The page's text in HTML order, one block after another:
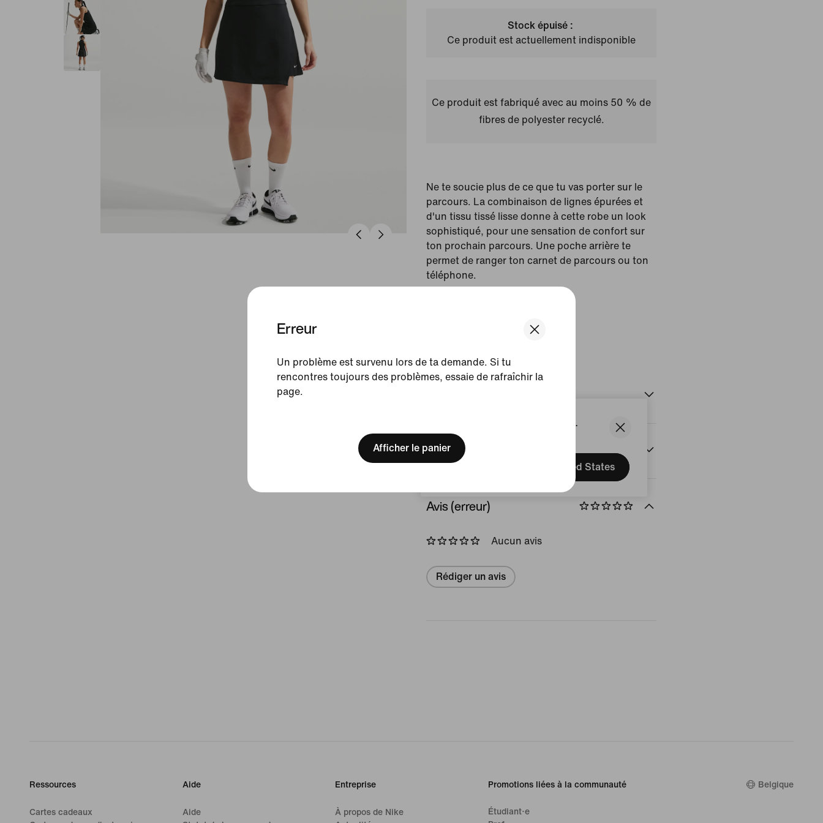
We think you are in United States.
Update your location?
United States
Erreur
Un problème est survenu lors de ta demande. Si tu
rencontres toujours des problèmes, essaie de rafraîchir la
page.
Afficher le panier
Stock épuisé :
Ce produit est actuellement indisponible
Ce produit est fabriqué avec au moins 50 % de
fibres de polyester recyclé.
Ne te soucie plus de ce que tu vas porter sur le
parcours. La combinaison de lignes épurées et
d'un tissu tissé lisse donne à cette robe un look
sophistiqué, pour une sensation de confort sur
ton prochain parcours. Une poche arrière te
permet de ranger ton carnet de parcours ou ton
téléphone.
IH0517-010
Afficher les détails du produit
Méthode de fabrication
Avis (erreur)
Aucun avis
Rédiger un avis
Ressources
Cartes cadeaux
Aide
Aide
Entreprise
À propos de Nike
Promotions liées à la communauté
Étudiant·e
Belgique